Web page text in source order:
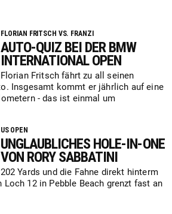
FLORIAN FRITSCH VS. FRANZI
AUTO-QUIZ BEI DER BMW
INTERNATIONAL OPEN
Florian Fritsch fährt zu all seinen
Insgesamt kommt er jährlich auf eine
- das ist einmal um
US OPEN
UNGLAUBLICHES HOLE-IN-ONE
VON RORY SABBATINI
202 Yards und die Fahne direkt hinterm
Loch 12 in Pebble Beach grenzt fast an